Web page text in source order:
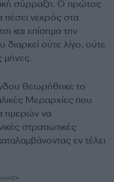
σύρραξη. Ο πρώτος
πέσει νεκρός στα
και επίσημα την
ούτε λίγο, ούτε
μήνες.
θεωρήθηκε το
Μεραρχίες που
ημερών να
στρατιωτικές
εν τέλει